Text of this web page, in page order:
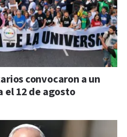
convocaron a un
el 12 de agosto